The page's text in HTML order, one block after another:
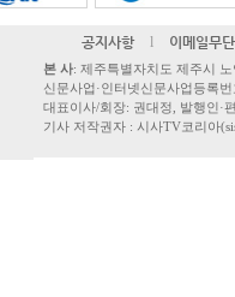
공지사항 l 이메일무
본 사: 제주특별자치도 제주시
신문사업·인터넷신문사업등록
대표이사/회장: 권대정, 발행인·
기사 저작권자 : 시사TV코리아